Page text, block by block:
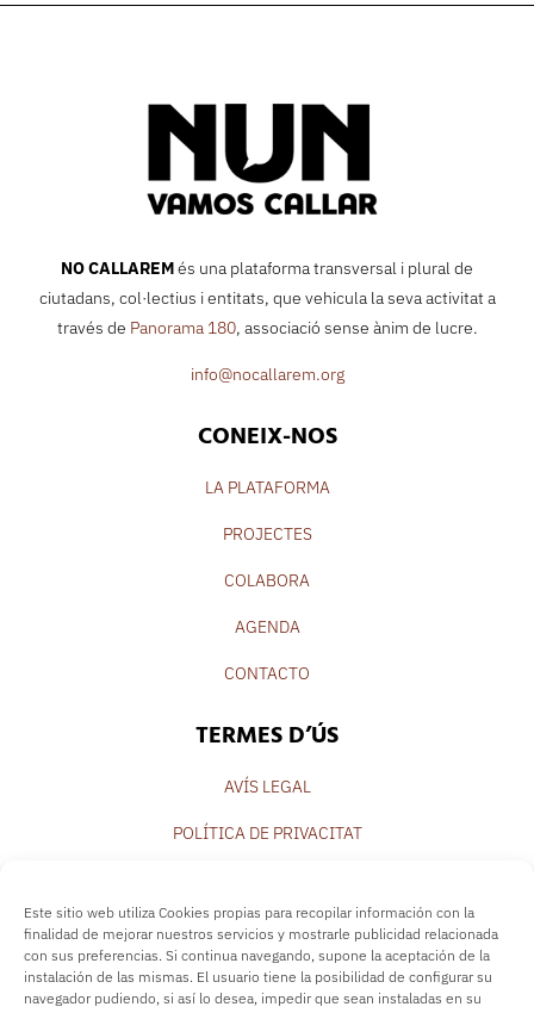
Este sitio web utiliza Cookies propias para recopilar información con la
finalidad de mejorar nuestros servicios y mostrarle publicidad relacionada
con sus preferencias. Si continua navegando, supone la aceptación de la
instalación de las mismas. El usuario tiene la posibilidad de configurar su
navegador pudiendo, si así lo desea, impedir que sean instaladas en su
NO CALLAREMés una plataforma transversal i plural de
ciutadans, col·lectius i entitats, que vehicula la seva activitat a
través de Panorama 180, associació sense ànim de lucre.
info@nocallarem.org
CONEIX-NOS
LA PLATAFORMA
PROJECTES
COLABORA
AGENDA
CONTACTO
TERMES D’ÚS
AVÍS LEGAL
POLÍTICA DE PRIVACITAT
SEGUEIX-NOS